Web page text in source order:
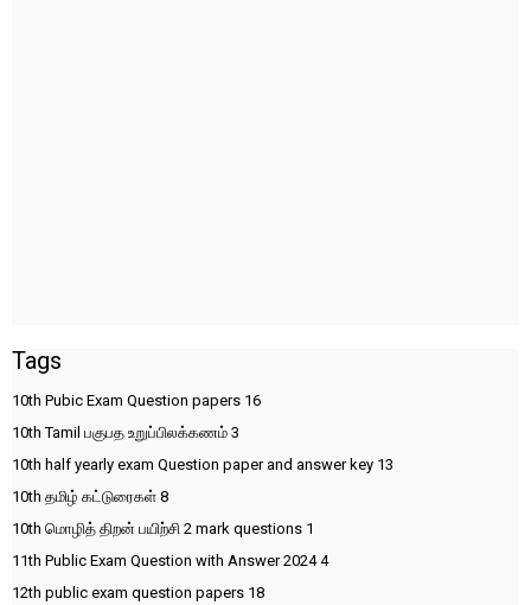
Tags
10th Pubic Exam Question papers 16
10th Tamil பகுபத உறுப்பிலக்கணம் 3
10th half yearly exam Question paper and answer key 13
10th தமிழ் கட்டுரைகள் 8
10th மொழித் திறன் பயிற்சி 2 mark questions 1
11th Public Exam Question with Answer 20244
12th public exam question papers 18